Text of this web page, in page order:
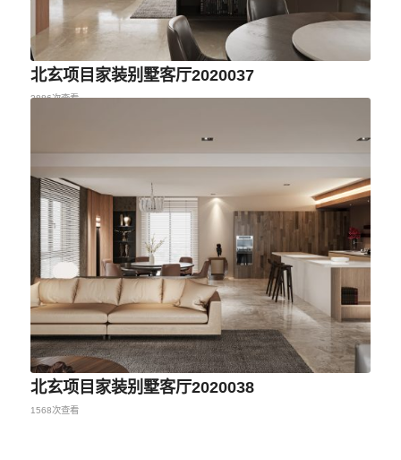
北玄项目家装别墅客厅2020037
2886次查看
北玄项目家装别墅客厅2020038
1568次查看